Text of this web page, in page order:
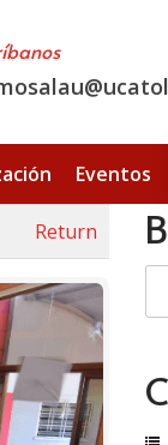
Eventos
Return